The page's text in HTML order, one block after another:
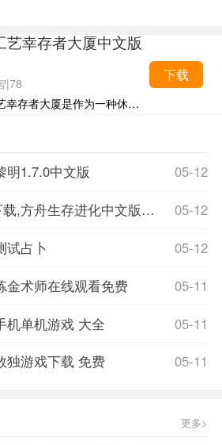
艺幸存者大厦中文版
|78
生存工艺幸存者大厦是作为一种休闲建造类的游戏。在游戏中采用了像素画风，操作不仅简单，还容易上手。游戏资源有很多，这些都需要玩家自己去收集。如果把建造用的材料收集好...
下载
05-12
明1.7.0中文版
05-12
方舟生存进化中文版下载
05-12
试占卜
05-11
金术师在线观看免费
05-11
机单机游戏 大全
05-11
独游戏下载 免费
更多>